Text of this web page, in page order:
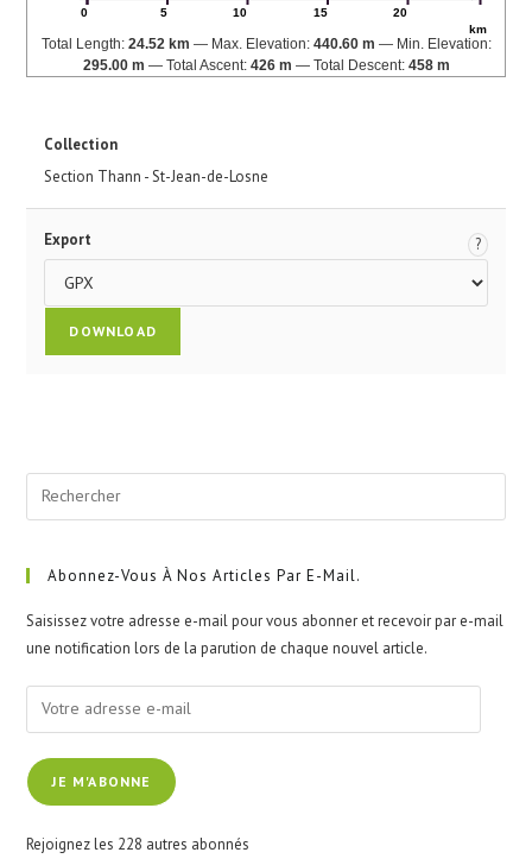
0 5 10 15 20
km
Total Length: 24.52 km Max. Elevation: 440.60 m
Min. Elevation:
295.00 m
Total Ascent: 426 m Total Descent: 458 m
Collection
Section Thann - St-Jean-de-Losne
?
Export
Abonnez-Vous À Nos Articles Par E-Mail.
Saisissez votre adresse e-mail pour vous abonner et recevoir par e-mail
une notification lors de la parution de chaque nouvel article.
Votre
adresse
e-
mailJE M'ABONNE
Rejoignez les 228 autres abonnés